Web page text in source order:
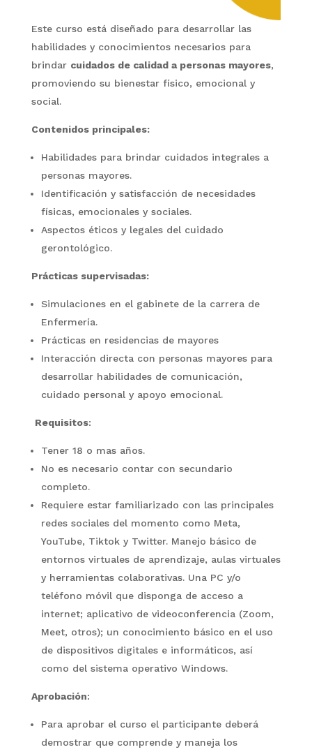
Este curso está diseñado para desarrollar las
habilidades y conocimientos necesarios para
brindar cuidados de calidad a personas mayores,
promoviendo su bienestar físico, emocional y
social.
Contenidos principales:
Habilidades para brindar cuidados integrales a
personas mayores.
Identificación y satisfacción de necesidades
físicas, emocionales y sociales.
Aspectos éticos y legales del cuidado
gerontológico.
Prácticas supervisadas:
Simulaciones en el gabinete de la carrera de
Enfermería.
Prácticas en residencias de mayores
Interacción directa con personas mayores para
desarrollar habilidades de comunicación,
cuidado personal y apoyo emocional.
Requisitos:
Tener 18 o mas años.
No es necesario contar con secundario
completo.
Requiere estar familiarizado con las principales
redes sociales del momento como Meta,
YouTube, Tiktok y Twitter. Manejo básico de
entornos virtuales de aprendizaje, aulas virtuales
y herramientas colaborativas. Una PC y/o
teléfono móvil que disponga de acceso a
internet; aplicativo de videoconferencia (Zoom,
Meet, otros); un conocimiento básico en el uso
de dispositivos digitales e informáticos, así
como del sistema operativo Windows.
Aprobación:
Para aprobar el curso el participante deberá
demostrar que comprende y maneja los